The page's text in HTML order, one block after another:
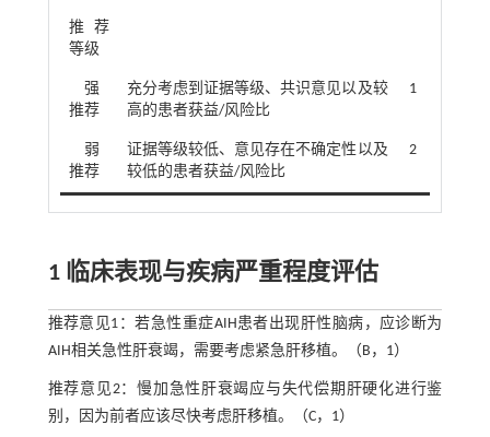
推荐
等级
强
推荐
充分考虑到证据等级、共识意见以及较
高的患者获益/风险比
1
弱
推荐
证据等级较低、意见存在不确定性以及
较低的患者获益/风险比
2
1 临床表现与疾病严重程度评估
推荐意见1：若急性重症AIH患者出现肝性脑病，应诊断为
AIH相关急性肝衰竭，需要考虑紧急肝移植。（B，1）
推荐意见2：慢加急性肝衰竭应与失代偿期肝硬化进行鉴
别，因为前者应该尽快考虑肝移植。（C，1）